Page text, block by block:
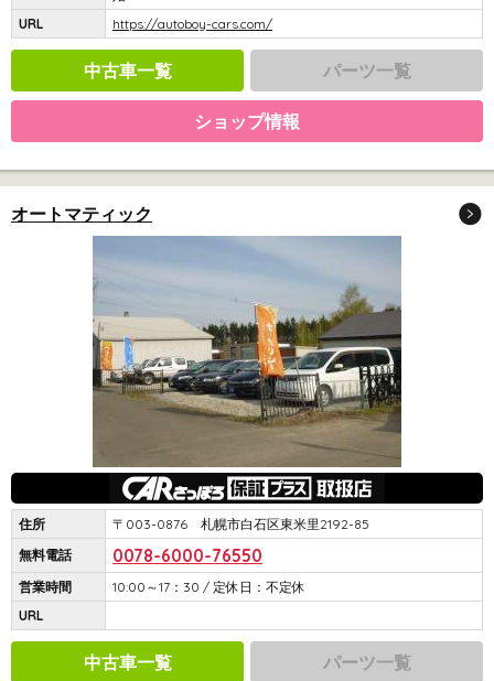
URL
https://autoboy-cars.com/
中古車一覧 パーツ一覧
ショップ情報
オートマティック
住所
〒003-0876 札幌市白石区東米里2192-85
無料電話
0078-6000-76550
営業時間
10:00～17：30 / 定休日：不定休
URL
中古車一覧 パーツ一覧